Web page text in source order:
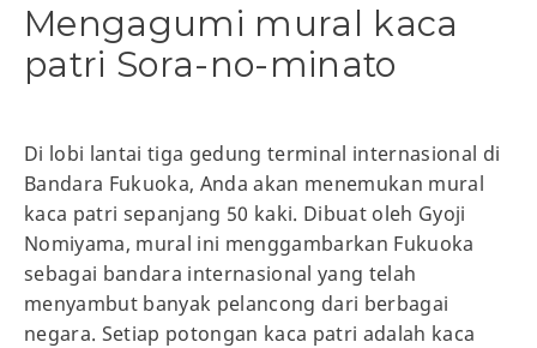
Mengagumi mural kaca
patri Sora-no-minato
Di lobi lantai tiga gedung terminal internasional di
Bandara Fukuoka, Anda akan menemukan mural
kaca patri sepanjang 50 kaki. Dibuat oleh Gyoji
Nomiyama, mural ini menggambarkan Fukuoka
sebagai bandara internasional yang telah
menyambut banyak pelancong dari berbagai
negara. Setiap potongan kaca patri adalah kaca